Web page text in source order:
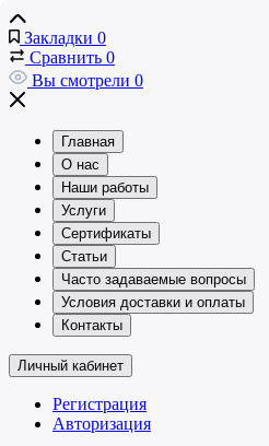
Закладки 0
Сравнить 0
Вы смотрели 0
Главная
О нас
Наши работы
Услуги
Сертификаты
Статьи
Часто задаваемые вопросы
Условия доставки и оплаты
Контакты
Личный кабинет
Регистрация
Авторизация